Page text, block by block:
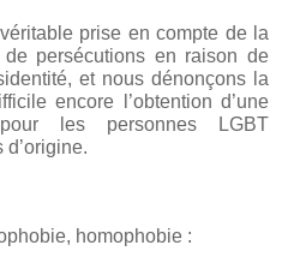
prise en compte de la
persécutions en raison de
et nous dénonçons la
encore l’obtention d’une
les personnes LGBT
homophobie :